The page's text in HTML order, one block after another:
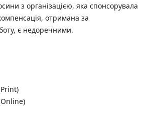
з організацією, яка спонсорувала
отримана за
є недоречними.